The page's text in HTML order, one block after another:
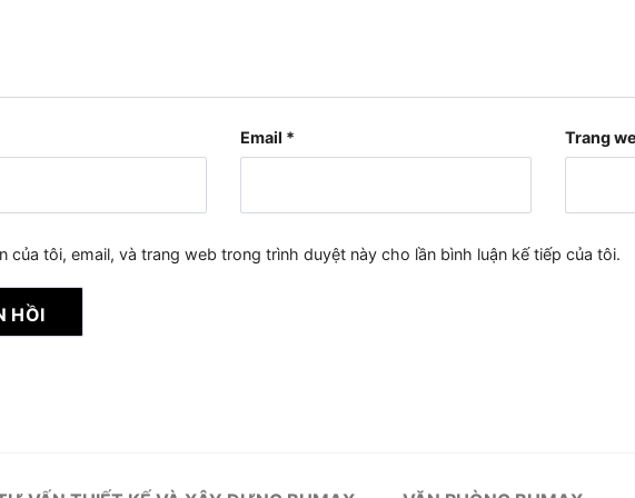
Email * Trang
của tôi, email, và trang web trong trình duyệt này cho lần bình luận kế tiếp của tôi.